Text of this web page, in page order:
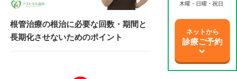
木曜・日曜・祝日
ネットから
診療ご予約
根管治療の根治に必要な回数・期間と
長期化させないためのポイント